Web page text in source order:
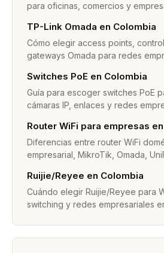
para oficinas, comercios y
TP-Link Omada en Colombia
Cómo elegir access points,
gateways Omada para redes
Switches PoE en Colombia
Guía para escoger switches PoE
cámaras IP, enlaces y redes
Router WiFi para empresas
Diferencias entre router WiFi
empresarial, MikroTik, Omada,
Ruijie/Reyee en Colombia
Cuándo elegir Ruijie/Reyee para
switching y redes empresariales